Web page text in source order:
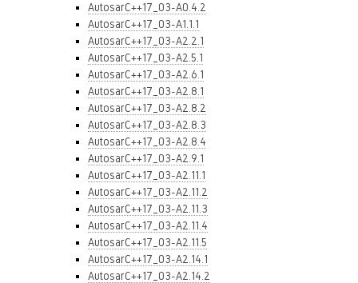
AutosarC++17_03-A0.4.2
AutosarC++17_03-A1.1.1
AutosarC++17_03-A2.2.1
AutosarC++17_03-A2.5.1
AutosarC++17_03-A2.6.1
AutosarC++17_03-A2.8.1
AutosarC++17_03-A2.8.2
AutosarC++17_03-A2.8.3
AutosarC++17_03-A2.8.4
AutosarC++17_03-A2.9.1
AutosarC++17_03-A2.11.1
AutosarC++17_03-A2.11.2
AutosarC++17_03-A2.11.3
AutosarC++17_03-A2.11.4
AutosarC++17_03-A2.11.5
AutosarC++17_03-A2.14.1
AutosarC++17_03-A2.14.2